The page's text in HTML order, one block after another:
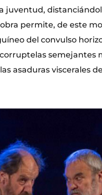
juventud,
permite, de este
del convulso
semejantes
asaduras viscerales